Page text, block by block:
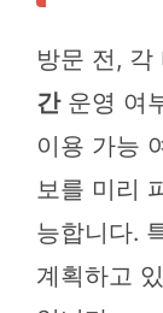
방문 전, 각
간운영 여
이용 가능
보를 미리
능합니다.
계획하고